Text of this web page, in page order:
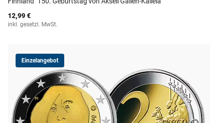
12,99 €
inkl. gesetzl. MwSt.
Einzelangebot